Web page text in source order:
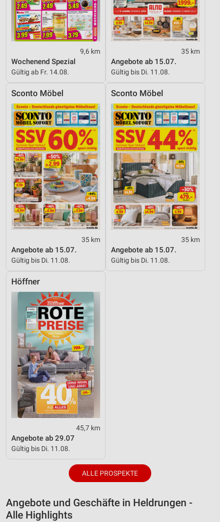
9,6 km
Wochenend Spezial
Gültig ab Fr. 14.08.
35 km
Angebote ab 15.07.
Gültig bis Di. 11.08.
Sconto Möbel
35 km
Angebote ab 15.07.
Gültig bis Di. 11.08.
Sconto Möbel
35 km
Angebote ab 15.07.
Gültig bis Di. 11.08.
Höffner
45,7 km
Angebote ab 29.07
Gültig bis Di. 11.08.
ALLE PROSPEKTE
Angebote und Geschäfte in Heldrungen -
Alle Highlights
Notwendig
Performance
Werbung